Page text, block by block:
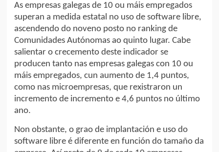
As empresas galegas de 10 ou máis empregados
superan a medida estatal no uso de software libre,
ascendendo do noveno posto no ranking de
Comunidades Autónomas ao quinto lugar. Cabe
salientar o crecemento deste indicador se
producen tanto nas empresas galegas con 10 ou
máis empregados, cun aumento de 1,4 puntos,
como nas microempresas, que rexistraron un
incremento de incremento e 4,6 puntos no último
ano.
Non obstante, o grao de implantación e uso do
software libre é diferente en función do tamaño da